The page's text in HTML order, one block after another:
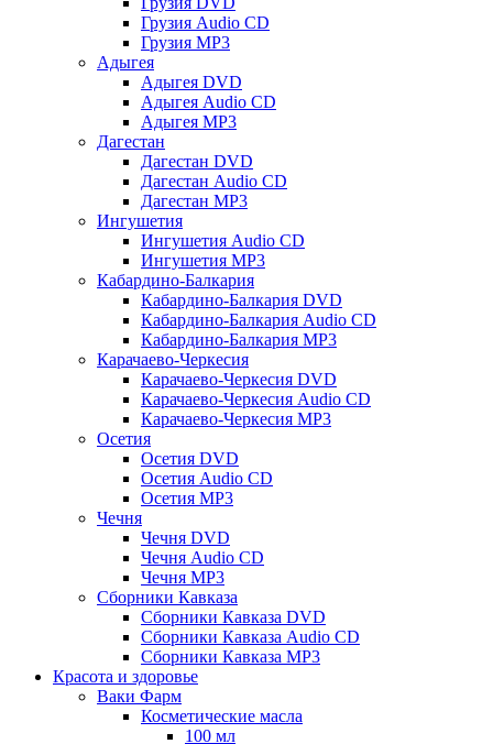
Грузия Audio CD
Грузия MP3
Адыгея
Адыгея DVD
Адыгея Audio CD
Адыгея MP3
Дагестан
Дагестан DVD
Дагестан Audio CD
Дагестан MP3
Ингушетия
Ингушетия Audio CD
Ингушетия MP3
Кабардино-Балкария
Кабардино-Балкария DVD
Кабардино-Балкария Audio CD
Кабардино-Балкария MP3
Карачаево-Черкесия
Карачаево-Черкесия DVD
Карачаево-Черкесия Audio CD
Карачаево-Черкесия MP3
Осетия
Осетия DVD
Осетия Audio CD
Осетия MP3
Чечня
Чечня DVD
Чечня Audio CD
Чечня MP3
Сборники Кавказа
Сборники Кавказа DVD
Сборники Кавказа Audio CD
Сборники Кавказа MP3
Красота и здоровье
Ваки Фарм
Косметические масла
100 мл